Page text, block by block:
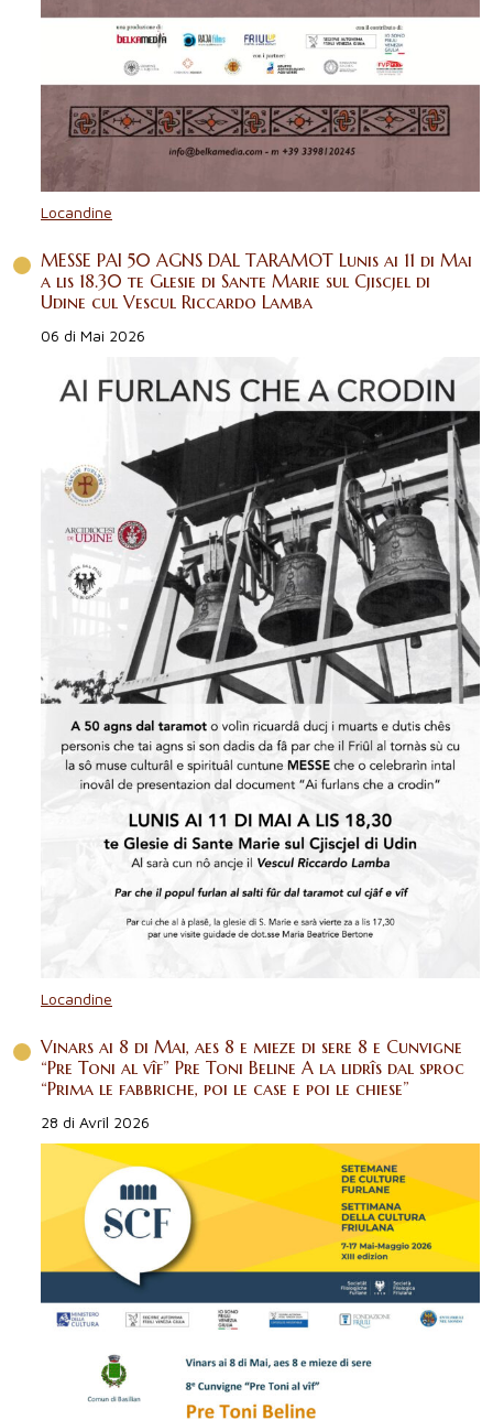
Locandine
MESSE PAI 50 AGNS DAL TARAMOT Lunis ai 11 di Mai
a lis 18.30 te Glesie di Sante Marie sul Cjiscjel di
Udine cul Vescul Riccardo Lamba
06 di Mai 2026
Locandine
Vinars ai 8 di Mai, aes 8 e mieze di sere 8 e Cunvigne
“Pre Toni al vîf” Pre Toni Beline A la lidrîs dal sproc
“Prima le fabbriche, poi le case e poi le chiese”
28 di Avrîl 2026